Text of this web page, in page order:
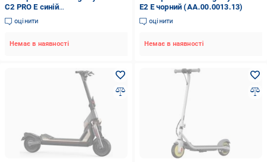
C2 PRO E синій
(AA.10.04.02.0013)
оцінити
Немає в наявності
E2 E чорний (AA.00.0013.13)
оцінити
Немає в наявності